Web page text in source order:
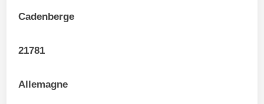
Cadenberge
21781
Allemagne